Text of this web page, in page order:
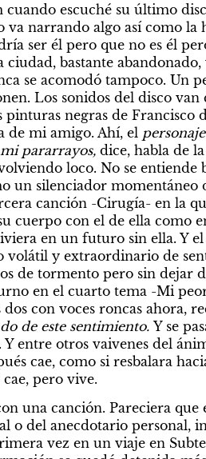
escuché su último
narrando algo así como la
ser él pero que no es él
ciudad, bastante
se acomodó tampoco. Un
Los sonidos del disco
negras de Francisco
de mi amigo. Ahí, el personaje
pararrayos, dice, habla de
loco. No se entiende
un silenciador momentáneo
canción -Cirugía- en la
cuerpo con el de ella como
en un futuro sin ella. Y
y extraordinario de
de tormento pero sin dejar
en el cuarto tema -Mi
con voces roncas ahora,
de este sentimiento. Y se
Y entre otros vaivenes del
cae, como si resbalara
pero vive.
una canción. Pareciera que
o del anecdotario personal,
vez en un viaje en